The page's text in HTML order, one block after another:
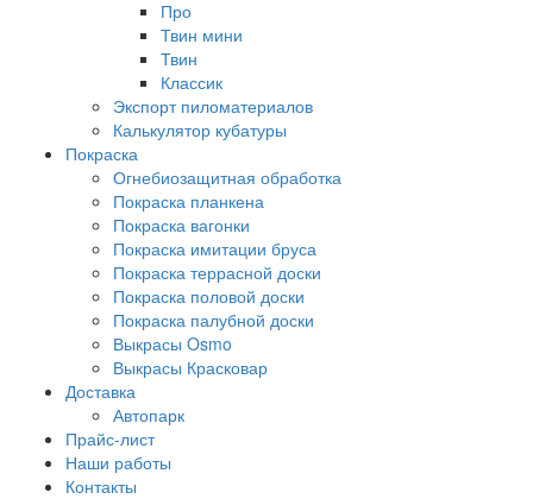
Про
Твин мини
Твин
Классик
Экспорт пиломатериалов
Калькулятор кубатуры
Покраска
Огнебиозащитная обработка
Покраска планкена
Покраска вагонки
Покраска имитации бруса
Покраска террасной доски
Покраска половой доски
Покраска палубной доски
Выкрасы Osmo
Выкрасы Красковар
Доставка
Автопарк
Прайс-лист
Наши работы
Контакты